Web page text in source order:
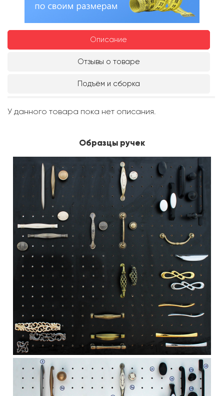
Описание
Отзывы о товаре
Подъём и сборка
У данного товара пока нет описания.
Образцы ручек